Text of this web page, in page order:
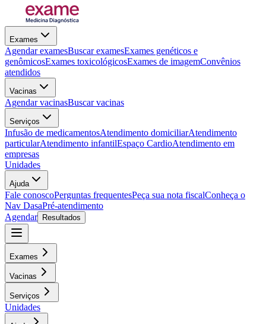
Exames
Agendar examesBuscar examesExames genéticos e
genômicosExames toxicológicosExames de imagemConvênios
atendidos
Vacinas
Agendar vacinasBuscar vacinas
Serviços
Infusão de medicamentosAtendimento domiciliarAtendimento
particularAtendimento infantilEspaço CardioAtendimento em
empresas
Unidades
Ajuda
Fale conoscoPerguntas frequentesPeça sua nota fiscalConheça o
Nav DasaPré-atendimento
Agendar
Resultados
Exames
Vacinas
Serviços
Unidades